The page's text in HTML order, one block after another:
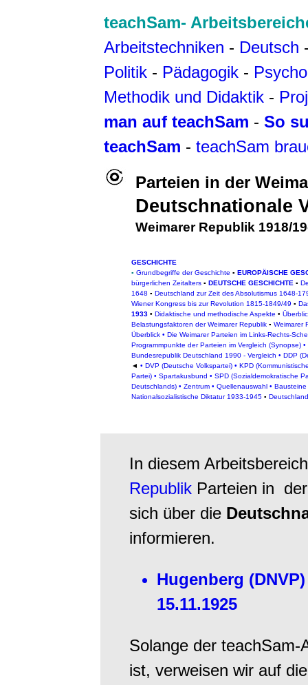
teachSam-
Arbeitstechniken - Deutsch
Politik - Pädagogik -
Methodik und Didaktik -
man auf teachSam - So
teachSam - teachSam
Parteien in der
Deutschnationale
Weimarer Republik 1918/
GESCHICHTE
▪ Grundbegriffe der Geschichte ▪ EUROPÄISCHE
bürgerlichen Zeitalters ▪ DEUTSCHE GESCHICHTE ▪
1648 ▪ Deutschland zur Zeit des Absolutismus 1648-
Wiener Kongress bis zur Revolution 1815-1849/49 ▪
1933 • Didaktische und methodische Aspekte •
Belastungsfaktoren der Weimarer Republik ▪ Weimarer
Überblick • Die Weimarer Parteien im Links-Rechts-
Programmpunkte der Parteien im Vergleich (Synopse) •
Bundesrepublik Deutschland 1990 - Vergleich • DDP
◄ • DVP (Deutsche Volkspartei) • KPD
Partei) • Spartakusbund • SPD (Sozialdemokratische
Deutschlands) • Zentrum • Quellenauswahl • Bausteine
Nationalsozialistische Diktatur 1933-1945 ▪
In diesem
Republik Parteien in
sich über die
informieren.
Hugenberg
15.11.1925
Solange der
ist, verweisen wir auf